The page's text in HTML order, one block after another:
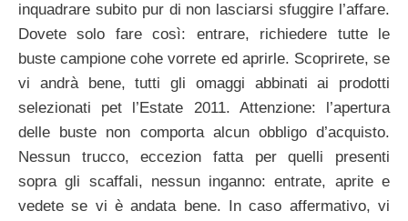
inquadrare subito pur di non lasciarsi sfuggire l’affare.
Dovete solo fare così: entrare, richiedere tutte le
buste campione cohe vorrete ed aprirle. Scoprirete, se
vi andrà bene, tutti gli omaggi abbinati ai prodotti
selezionati pet l’Estate 2011. Attenzione: l’apertura
delle buste non comporta alcun obbligo d’acquisto.
Nessun trucco, eccezion fatta per quelli presenti
sopra gli scaffali, nessun inganno: entrate, aprite e
vedete se vi è andata bene. In caso affermativo, vi